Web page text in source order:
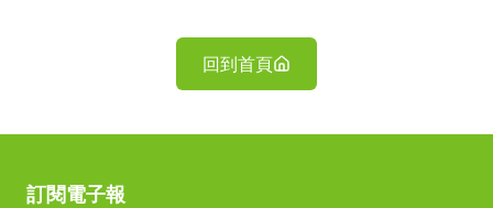
回到首頁
訂閱電子報